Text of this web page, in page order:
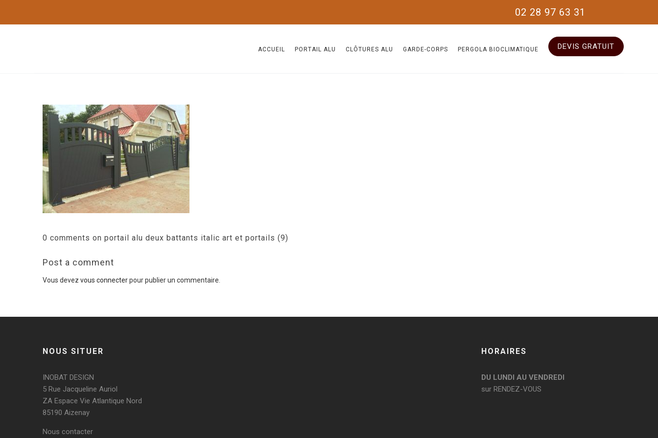
02 28 97 63 31
DEVIS GRATUIT
ACCUEIL PORTAIL ALU CLÔTURES ALU GARDE-CORPS PERGOLA BIOCLIMATIQUE
0 comments on portail alu deux battants italic art et portails (9)
Post a comment
Vous devezvous connecterpour publier un commentaire.
NOUS SITUER
INOBAT DESIGN
5 Rue Jacqueline Auriol
ZA Espace Vie Atlantique Nord
85190 Aizenay
Nous contacter
HORAIRES
DU LUNDI AU VENDREDI
sur RENDEZ-VOUS